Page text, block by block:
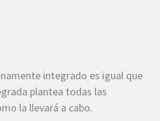
integrado es igual que
plantea todas las
la llevará a cabo.